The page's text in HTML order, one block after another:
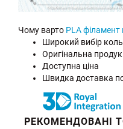
Чому варто PLA філамент
Широкий вибір
Оригінальна
Доступна ціна
Швидка доставка по
РЕКОМЕНДОВАНІ